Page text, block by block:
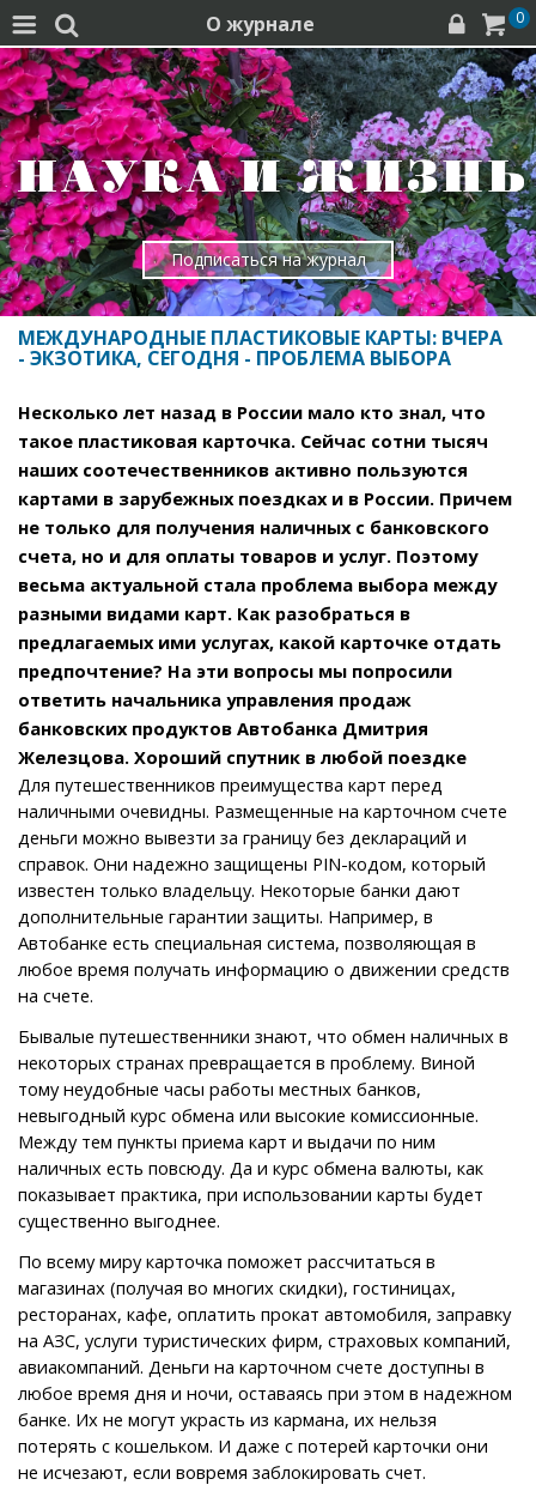
  О журнале   0
Подписаться на журнал
МЕЖДУНАРОДНЫЕ ПЛАСТИКОВЫЕ КАРТЫ: ВЧЕРА
- ЭКЗОТИКА, СЕГОДНЯ - ПРОБЛЕМА ВЫБОРА
Несколько лет назад в России мало кто знал, что
такое пластиковая карточка. Сейчас сотни тысяч
наших соотечественников активно пользуются
картами в зарубежных поездках и в России. Причем
не только для получения наличных с банковского
счета, но и для оплаты товаров и услуг. Поэтому
весьма актуальной стала проблема выбора между
разными видами карт. Как разобраться в
предлагаемых ими услугах, какой карточке отдать
предпочтение? На эти вопросы мы попросили
ответить начальника управления продаж
банковских продуктов Автобанка Дмитрия
Железцова. Хороший спутник в любой поездке
Для путешественников преимущества карт перед
наличными очевидны. Размещенные на карточном счете
деньги можно вывезти за границу без деклараций и
справок. Они надежно защищены PIN-кодом, который
известен только владельцу. Некоторые банки дают
дополнительные гарантии защиты. Например, в
Автобанке есть специальная система, позволяющая в
любое время получать информацию о движении средств
на счете.
Бывалые путешественники знают, что обмен наличных в
некоторых странах превращается в проблему. Виной
тому неудобные часы работы местных банков,
невыгодный курс обмена или высокие комиссионные.
Между тем пункты приема карт и выдачи по ним
наличных есть повсюду. Да и курс обмена валюты, как
показывает практика, при использовании карты будет
существенно выгоднее.
По всему миру карточка поможет рассчитаться в
магазинах (получая во многих скидки), гостиницах,
ресторанах, кафе, оплатить прокат автомобиля, заправку
на АЗС, услуги туристических фирм, страховых компаний,
авиакомпаний. Деньги на карточном счете доступны в
любое время дня и ночи, оставаясь при этом в надежном
банке. Их не могут украсть из кармана, их нельзя
потерять с кошельком. И даже с потерей карточки они
не исчезают, если вовремя заблокировать счет.